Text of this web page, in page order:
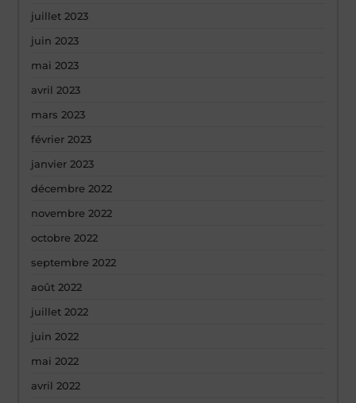
juillet 2023
juin 2023
mai 2023
avril 2023
mars 2023
février 2023
janvier 2023
décembre 2022
novembre 2022
octobre 2022
septembre 2022
août 2022
juillet 2022
juin 2022
mai 2022
avril 2022